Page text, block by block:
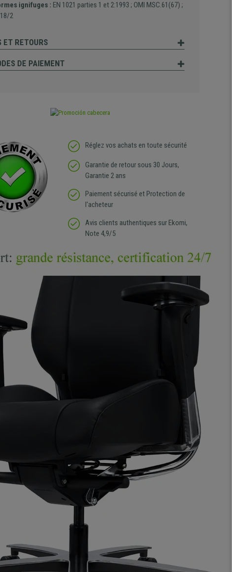
ignifuges : EN 1021 parties 1 et 2:1993 ; OMI MSC.61(67) ;
2
ET RETOURS
DE PAIEMENT
Réglez vos achats en toute sécurité
Garantie de retour sous 30 Jours,
Garantie 2 ans
Paiement sécurisé et Protection de
l'acheteur
Avis clients authentiques sur Ekomi,
Note 4,9/5